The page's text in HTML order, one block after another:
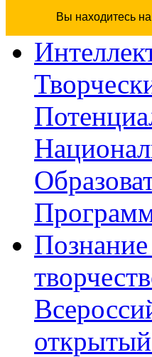
Вы находитесь